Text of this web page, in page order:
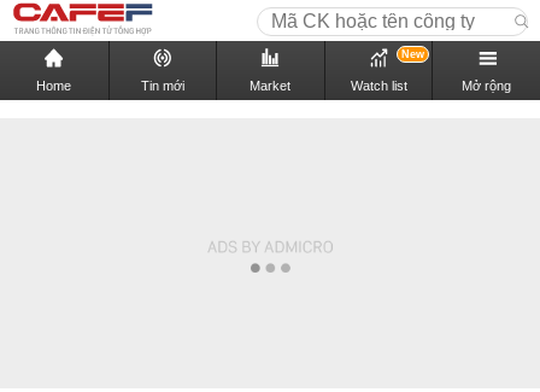
Home Tin mới Market Watch list
New
Mở rộng